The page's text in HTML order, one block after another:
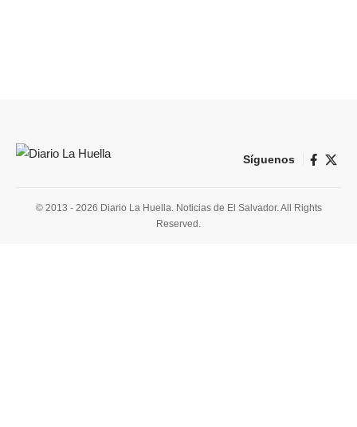
Síguenos
© 2013 - 2026 Diario La Huella. Noticias de El Salvador. All Rights
Reserved.